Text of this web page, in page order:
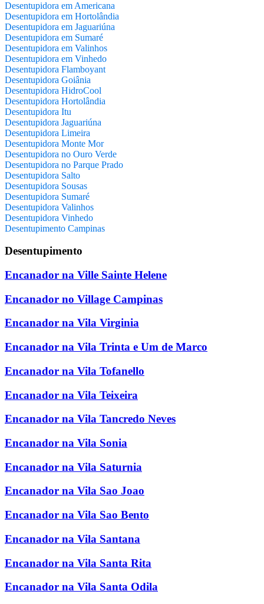
Desentupidora em Americana
Desentupidora em Hortolândia
Desentupidora em Jaguariúna
Desentupidora em Sumaré
Desentupidora em Valinhos
Desentupidora em Vinhedo
Desentupidora Flamboyant
Desentupidora Goiânia
Desentupidora HidroCool
Desentupidora Hortolândia
Desentupidora Itu
Desentupidora Jaguariúna
Desentupidora Limeira
Desentupidora Monte Mor
Desentupidora no Ouro Verde
Desentupidora no Parque Prado
Desentupidora Salto
Desentupidora Sousas
Desentupidora Sumaré
Desentupidora Valinhos
Desentupidora Vinhedo
Desentupimento Campinas
Desentupimento
Encanador na Ville Sainte Helene
Encanador no Village Campinas
Encanador na Vila Virginia
Encanador na Vila Trinta e Um de Marco
Encanador na Vila Tofanello
Encanador na Vila Teixeira
Encanador na Vila Tancredo Neves
Encanador na Vila Sonia
Encanador na Vila Saturnia
Encanador na Vila Sao Joao
Encanador na Vila Sao Bento
Encanador na Vila Santana
Encanador na Vila Santa Rita
Encanador na Vila Santa Odila